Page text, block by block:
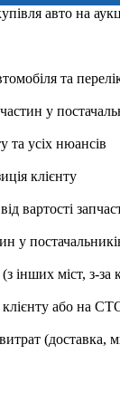
авто на
та
у
та усіх нюансів
клієнту
вартості
у
інших міст, з-
клієнту або на
(доставка,